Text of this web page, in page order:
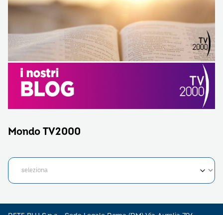
Mondo TV2000